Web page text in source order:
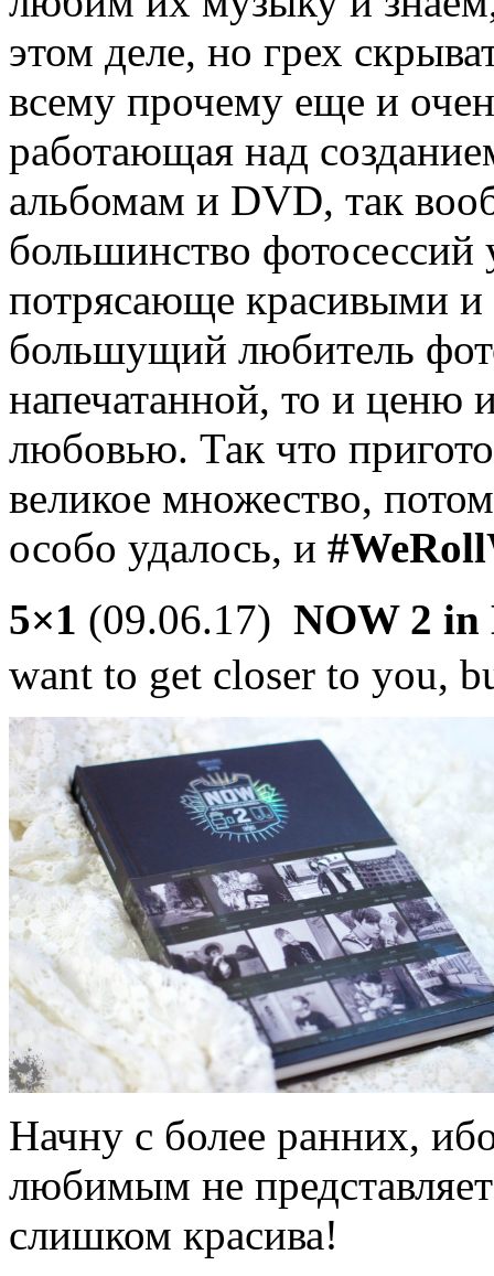
этом деле, но грех
всему прочему еще и
работающая над
альбомам и DVD, так
большинство фотосессий
потрясающе красивыми
большущий любитель
напечатанной, то и ценю
любовью. Так что
великое множество,
особо удалось, и #
5×1 (09.06.17) NOW 2 in
want to get closer to you,
Начну с более ранних,
любимым не
слишком красива!